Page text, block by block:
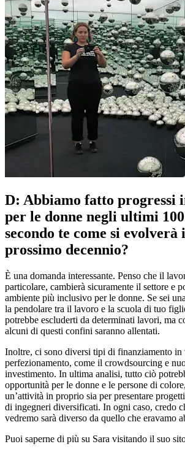
D: Abbiamo fatto progressi
per le donne negli ultimi
secondo te come si evolverà
prossimo decennio?
È una domanda interessante. Penso che il
particolare, cambierà sicuramente il settore e
ambiente più inclusivo per le donne. Se sei
la pendolare tra il lavoro e la scuola di tuo
potrebbe escluderti da determinati lavori, ma
alcuni di questi confini saranno allentati.
Inoltre, ci sono diversi tipi di finanziamento in
perfezionamento, come il crowdsourcing e
investimento. In ultima analisi, tutto ciò
opportunità per le donne e le persone di
un’attività in proprio sia per presentare
di ingegneri diversificati. In ogni caso, credo
vedremo sarà diverso da quello che eravamo
Puoi saperne di più su Sara visitando il suo